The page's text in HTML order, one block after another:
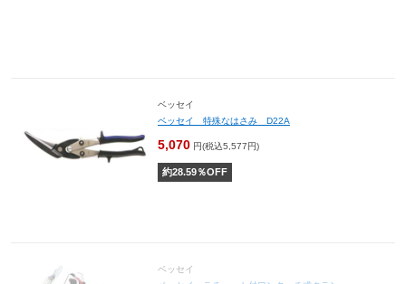
ベッセイ
ベッセイ 特殊なはさみ D22A
5,070 円(税込5,577円)
約28.59％OFF
ベッセイ